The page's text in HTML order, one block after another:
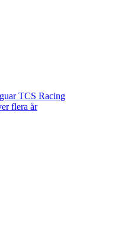
TCS Racing
flera år